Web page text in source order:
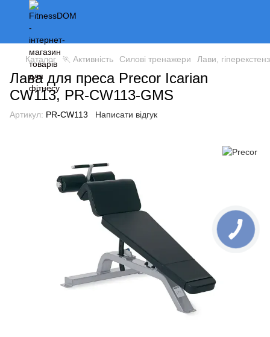
Каталог 🏃 Активність Силові тренажери Лави,
Лава для преса Precor Icarian
CW113, PR-CW113-GMS
Артикул: PR-CW113 Написати відгук